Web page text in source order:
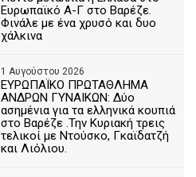
Ευρωπαϊκό Α-Γ στο Βαρέζε.
Φινάλε με ένα χρυσό και δυο
χάλκινα
1 Αυγούστου 2026
ΕΥΡΩΠΑΪΚΟ ΠΡΩΤΑΘΛΗΜΑ
ΑΝΔΡΩΝ ΓΥΝΑΙΚΩΝ: Δύο
ασημένια για τα ελληνικά κουπιά
στο Βαρέζε .Την Κυριακή τρεις
τελικοί με Ντούσκο, Γκαϊδατζή
και Λιόλιου.